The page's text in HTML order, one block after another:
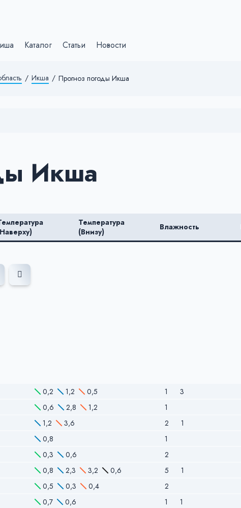
Каталог Статьи Новости
/ Икша / Прогноз погоды Икша
Икша
Температура
(Внизу)
Влажность
0,2 1,2 0,5 1 3
0,6 2,8 1,2 1
1,2 3,6 2 1
0,8 1
0,3 0,6 2
0,8 2,3 3,2 0,6 5 1
0,5 0,3 0,4 2
0,7 0,6 1 1